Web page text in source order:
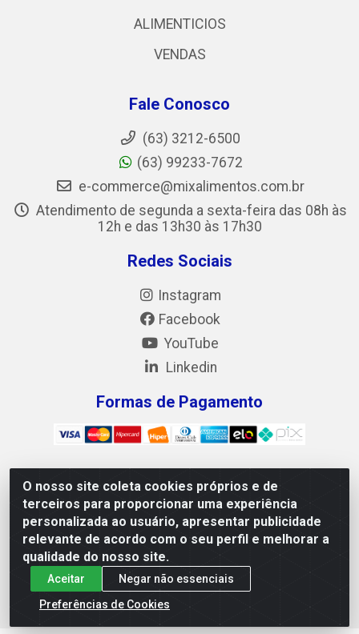
O nosso site coleta cookies próprios e de
terceiros para proporcionar uma experiência
personalizada ao usuário, apresentar publicidade
relevante de acordo com o seu perfil e melhorar a
qualidade do nosso site.
Aceitar
Negar não essenciais
Preferências de Cookies
ALIMENTICIOS
VENDAS
Fale Conosco
(63) 3212-6500
(63) 99233-7672
e-commerce@mixalimentos.com.br
Atendimento de segunda a sexta-feira das 08h às
12h e das 13h30 às 17h30
Redes Sociais
Instagram
Facebook
YouTube
Linkedin
Formas de Pagamento
Mix Alimentos LTDA - Quadra Asr Ne 55 (412 Norte), Alameda
02, S/N - Plano Diretor Norte, Palmas/TO - CEP 77.006-540 -
CNPJ 05.922.500/0001-02